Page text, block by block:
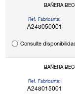
BAÑERA
Ref. Fabricante:
A248050001
Consulte
BAÑERA
Ref. Fabricante:
A248015001